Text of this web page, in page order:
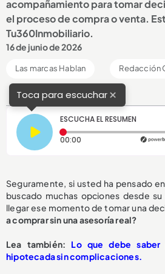
acompañamiento para tomar
el proceso de compra o venta.
Tu360Inmobiliario.
16 de junio de 2026
Las marcas Hablan Redacción
Toca para escuchar×
ESCUCHA EL RESUMEN
00:00 Tiempo transcurrido:
Seguramente, si usted ha pensado
buscado muchas opciones desde
llegar ese momento de tomar una
a comprar sin una asesoría real?
Lea también: Lo que debe saber
hipotecada sin complicaciones.